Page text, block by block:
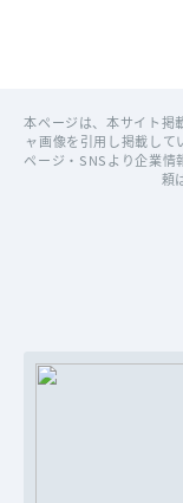
本ページは、本サイト掲
ャ画像を引用し掲載し
ページ・SNSより企業情
頼